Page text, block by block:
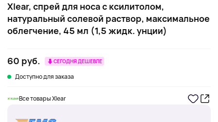
Xlear, спрей для носа с ксилитолом,
натуральный солевой раствор, максимальное
облегчение, 45 мл (1,5 жидк. унции)
60 руб. СЕГОДНЯ ДЕШЕВЛЕ
Доступно для заказа
Все товары Xlear